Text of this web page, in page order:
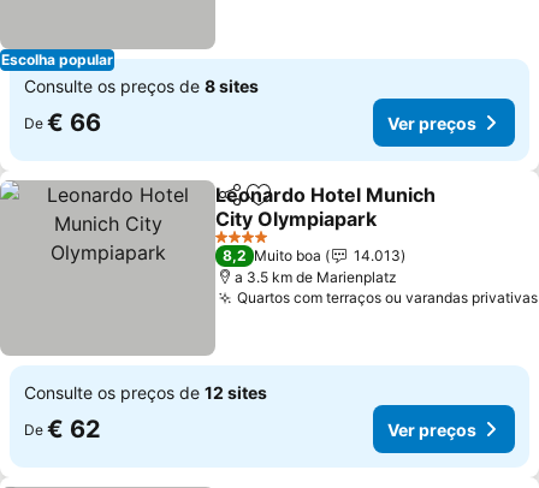
Escolha popular
Consulte os preços de 8 sites
De € 66 Ver preços
PartilharAdicionar aos favoritos
Leonardo Hotel Munich
City Olympiapark
Ver preços
4 Estrelas
8,2 Muito boa
14.013
a 3.5 km de Marienplatz
Quartos com terraços ou varandas privativas
Consulte os preços de 12 sites
De € 62 Ver preços